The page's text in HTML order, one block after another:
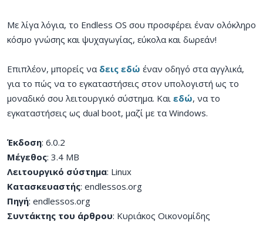
Με λίγα λόγια, το Endless OS σου προσφέρει έναν ολόκληρο
κόσμο γνώσης και ψυχαγωγίας, εύκολα και δωρεάν!
Επιπλέον, μπορείς να δεις εδώ έναν οδηγό στα αγγλικά,
για το πώς να το εγκαταστήσεις στον υπολογιστή ως το
μοναδικό σου λειτουργικό σύστημα. Και εδώ, να το
εγκαταστήσεις ως dual boot, μαζί με τα Windows.
Έκδοση: 6.0.2
Μέγεθος: 3.4 MB
Λειτουργικό σύστημα: Linux
Κατασκευαστής: endlessos.org
Πηγή: endlessos.org
Συντάκτης του άρθρου: Κυριάκος Οικονομίδης